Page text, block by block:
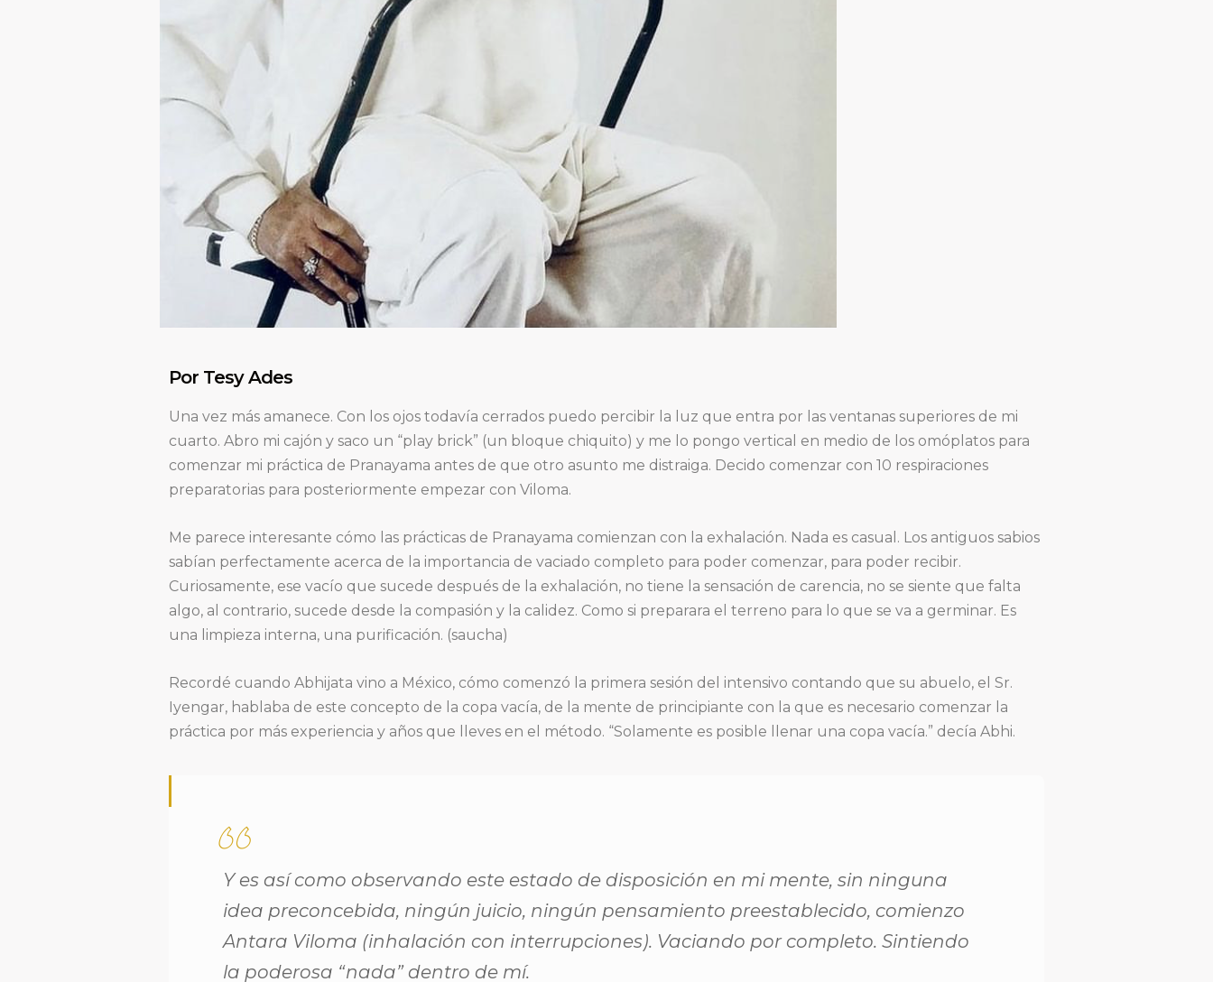
Por Tesy Ades
Una vez más amanece. Con los ojos todavía cerrados puedo percibir la luz que entra por las ventanas superiores de mi
cuarto. Abro mi cajón y saco un “play brick” (un bloque chiquito) y me lo pongo vertical en medio de los omóplatos para
comenzar mi práctica de Pranayama antes de que otro asunto me distraiga. Decido comenzar con 10 respiraciones
preparatorias para posteriormente empezar con Viloma.
Me parece interesante cómo las prácticas de Pranayama comienzan con la exhalación. Nada es casual. Los antiguos sabios
sabían perfectamente acerca de la importancia de vaciado completo para poder comenzar, para poder recibir.
Curiosamente, ese vacío que sucede después de la exhalación, no tiene la sensación de carencia, no se siente que falta
algo, al contrario, sucede desde la compasión y la calidez. Como si preparara el terreno para lo que se va a germinar. Es
una limpieza interna, una purificación. (saucha)
Recordé cuando Abhijata vino a México, cómo comenzó la primera sesión del intensivo contando que su abuelo, el Sr.
Iyengar, hablaba de este concepto de la copa vacía, de la mente de principiante con la que es necesario comenzar la
práctica por más experiencia y años que lleves en el método. “Solamente es posible llenar una copa vacía.” decía Abhi.
Y es así como observando este estado de disposición en mi mente, sin ninguna
idea preconcebida, ningún juicio, ningún pensamiento preestablecido, comienzo
Antara Viloma (inhalación con interrupciones). Vaciando por completo. Sintiendo
la poderosa “nada” dentro de mí.